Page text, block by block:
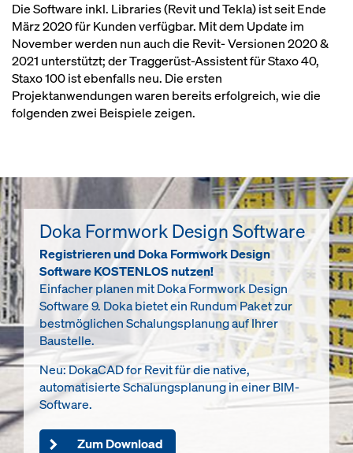
Die Software inkl. Libraries (Revit und Tekla) ist seit Ende
März 2020 für Kunden verfügbar. Mit dem Update im
November werden nun auch die Revit- Versionen 2020 &
2021 unterstützt; der Traggerüst-Assistent für Staxo 40,
Staxo 100 ist ebenfalls neu. Die ersten
Projektanwendungen waren bereits erfolgreich, wie die
folgenden zwei Beispiele zeigen.
Doka Formwork Design Software
Registrieren und Doka Formwork Design
Software KOSTENLOS nutzen!
Einfacher planen mit Doka Formwork Design
Software 9. Doka bietet ein Rundum Paket zur
bestmöglichen Schalungsplanung auf Ihrer
Baustelle.
Neu: DokaCAD for Revit für die native,
automatisierte Schalungsplanung in einer BIM-
Software.
Zum Download